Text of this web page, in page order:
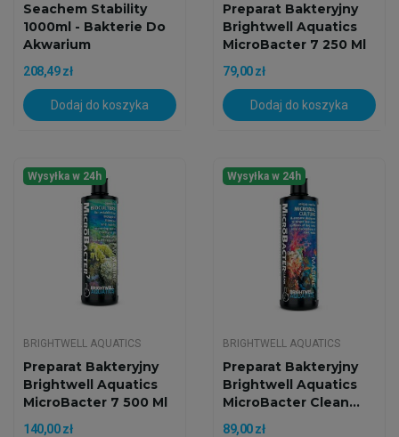
Seachem Stability
1000ml - Bakterie Do
Akwarium
208,49 zł
Dodaj do koszyka
Preparat Bakteryjny
Brightwell Aquatics
MicroBacter 7 250 Ml
79,00 zł
Dodaj do koszyka
Wysyłka w 24h
BRIGHTWELL AQUATICS
Preparat Bakteryjny
Brightwell Aquatics
MicroBacter 7 500 Ml
140,00 zł
Wysyłka w 24h
BRIGHTWELL AQUATICS
Preparat Bakteryjny
Brightwell Aquatics
MicroBacter Clean...
89,00 zł